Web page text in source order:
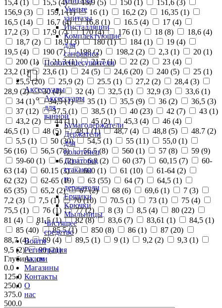
Умные
унитазы
Инсталляции
Комплектующие
для
санфаянса
Полотенцесушители
Аксессуары
Аксессуары
для
ванной
Бумагодержатели
Держатели
для
полотенец
Дозаторы,
стаканы
и
держатели
Ершики
Крючки
Мыльницы
Чистящее
средство
Войти
Регистрация
Акции
Магазины
Контакты
О
нас
15,4 (1 ) 15,5 (4) 15,9 (5) 150 (1 ) 151,6 (3)
156,9 (3) 159,1 (1) 16 (1) 16,2 (2) 16,35 (1)
16,5 (14) 16,7 (4) 16,8 (1) 16.5 (4) 17 (4)
17,2 (3) 17,9 (7) 170 (4) 176 (1) 18 (8) 18,6 (4)
18,7 (2) 18,9 (3) 180 (1) 184 (1) 19 (4)
19,5 (4) 190 (7) 198 (2) 198,2 (2) 2,3 (1) 20 (1)
200 (1) 21,3 (1) 21,7 (1) 22 (2) 23 (4)
23,2 (1) 23,6 (1) 24 (5) 24,6 (20) 240 (5) 25 (1)
25,5 (20) 25,9 (2) 25.5 (1) 27,2 (2) 28,4 (3)
28,9 (2) 30 (4) 32 (4) 32,5 (1) 32,9 (3) 33,6 (1)
34 (1) 34,5 (1) 35 (1) 35,5 (9) 36 (2) 36,5 (3)
37 (12) 37,5 (1) 38,5 (1) 40 (23) 42 (7) 43 (1)
43,2 (2) 44 (11) 45 (2) 45,3 (4) 46 (4)
46,5 (1) 48 (5) 48,1 (1) 48,7 (4) 48,8 (5) 48.7 (2)
5,5 (1) 50 (30) 54,5 (1) 55 (11) 55,0 (1)
56 (16) 56,5 (78) 56.5 (8) 560 (1) 57 (8) 59 (9)
59-60 (1) 6 (2) 6,9 (2) 60 (37) 60,15 (7)
60-
63 (14) 60.15 (3) 600 (1) 61 (10) 61-64 (2)
62 (32) 62-65 (19) 63 (55) 64 (7) 64,5 (1)
65 (35) 65,2 (2) 67 (2) 68 (6) 69,6 (1) 7 (3)
7,2 (3) 7,5 (1) 70 (10) 70.5 (1) 73 (1) 75 (4)
75,5 (1) 76 (1) 77 (2) 8 (3) 8,5 (4) 80 (22)
81 (4) 81,5 (1) 82 (8) 83,6 (7) 83,61 (1) 84,5 (1)
85 (40) 85,5 (1) 850 (8) 86 (1) 87 (20)
88,7 (4) 89 (4) 89,5 (1) 9 (1) 9,2 (2) 9,3 (1)
9,5 (2) 90 (21)
Глубина, см
0.0
125.0
250.0
375.0
500.0